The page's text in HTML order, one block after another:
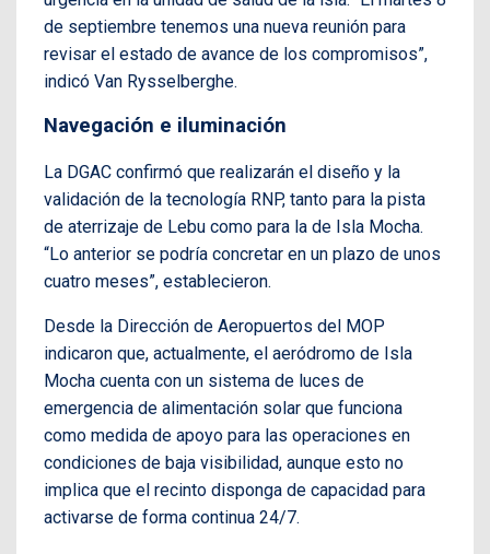
de septiembre tenemos una nueva reunión para
revisar el estado de avance de los compromisos”,
indicó Van Rysselberghe.
Navegación e iluminación
La DGAC confirmó que realizarán el diseño y la
validación de la tecnología RNP, tanto para la pista
de aterrizaje de Lebu como para la de Isla Mocha.
“Lo anterior se podría concretar en un plazo de unos
cuatro meses”, establecieron.
Desde la Dirección de Aeropuertos del MOP
indicaron que, actualmente, el aeródromo de Isla
Mocha cuenta con un sistema de luces de
emergencia de alimentación solar que funciona
como medida de apoyo para las operaciones en
condiciones de baja visibilidad, aunque esto no
implica que el recinto disponga de capacidad para
activarse de forma continua 24/7.